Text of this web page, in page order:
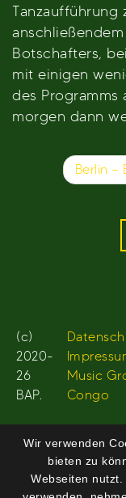
Tanzaufführung
Botschafters,
mit einigen
des Programms
morgen dann
Berlin –
(c)
2020-
26
BAP.
Music
Congo
Wir verwenden
bieten zu
Webseiten